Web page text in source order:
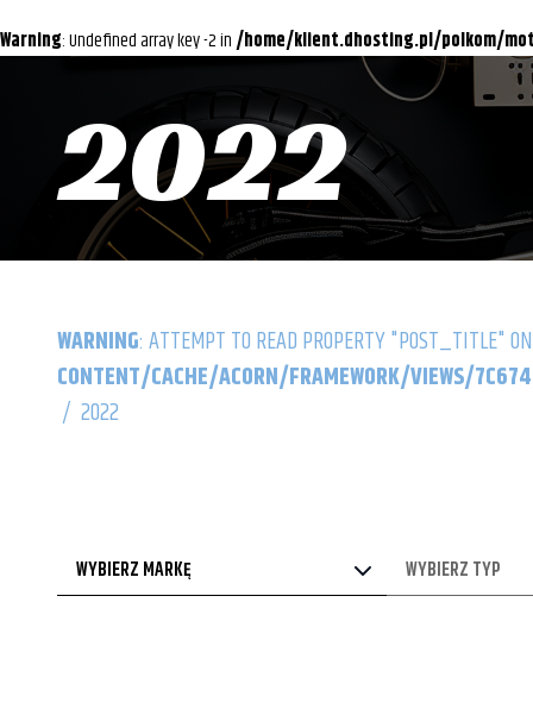
Warning : Undefined array key -2 in/home/klient.dhosting.pl/polkom/
2022
WARNING : ATTEMPT TO READ PROPERTY "POST_TITLE"
CONTENT/CACHE/ACORN/FRAMEWORK/VIEWS/
/ 2022
WYBIERZ MARKĘ WYBIERZ TYP